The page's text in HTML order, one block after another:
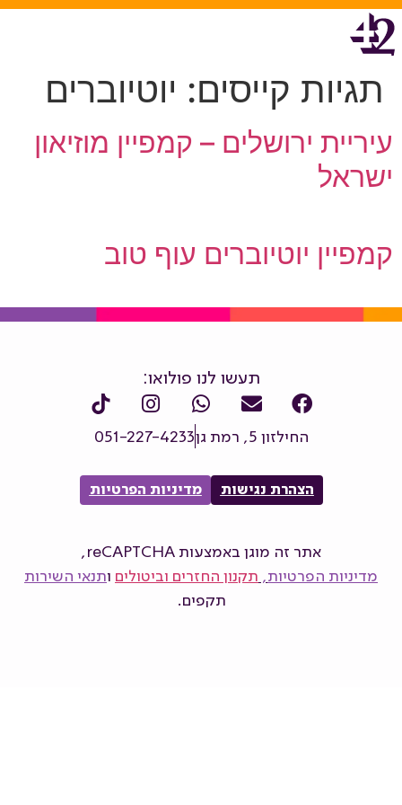
תגיות קייסים: יוטיוברים
עיריית ירושלים – קמפיין מוזיאון
ישראל
קמפיין יוטיוברים עוף טוב
תעשו לנו פולואו:
החילזון 5, רמת גן 051-227-4233
הצהרת נגישות מדיניות הפרטיות
אתר זה מוגן באמצעות reCAPTCHA,
מדיניות הפרטיות, תקנון החזרים וביטולים ותנאי השירות
תקפים.